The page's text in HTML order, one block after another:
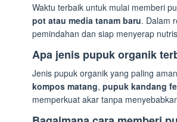
Waktu terbaik untuk mulai memberi
pot atau media tanam baru. Dalam
pemindahan dan siap menyerap
Apa jenis pupuk organik
Jenis pupuk organik yang paling
kompos matang, pupuk kandang
memperkuat akar tanpa